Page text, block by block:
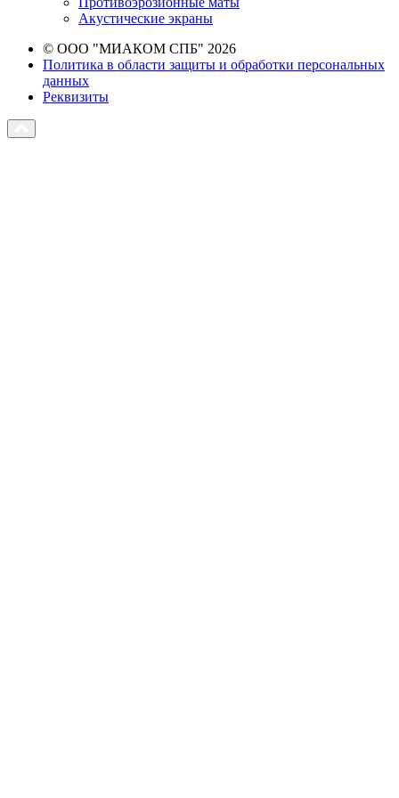
Акустические экраны
© ООО "МИАКОМ СПБ" 2026
Политика в области защиты и обработки персональных
данных
Реквизиты